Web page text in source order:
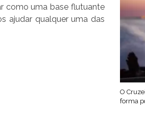
como uma base flutuante
ajudar qualquer uma das
O
forma